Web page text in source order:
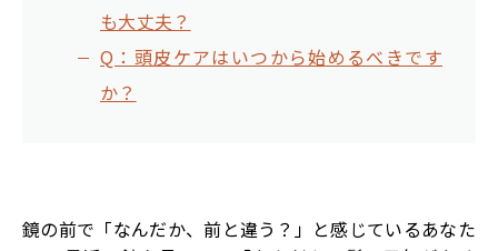
も大丈夫？
Q：頭皮ケアはいつから始めるべきです
か？
鏡の前で「なんだか、前と違う？」と感じているあなた